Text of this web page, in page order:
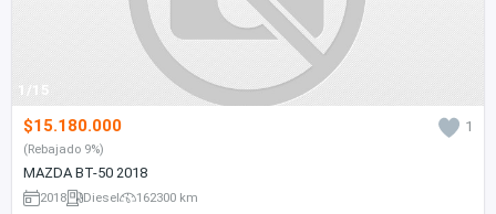
1/15
$15.180.000 1
(Rebajado 9%)
MAZDA BT-50 2018
2018 Diesel 162300 km